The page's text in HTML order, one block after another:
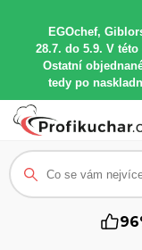
EGOchef,
28.7. do 5.9. V této
Ostatní
tedy po